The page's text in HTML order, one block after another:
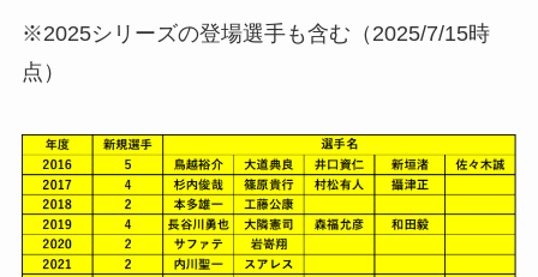
※2025シリーズの登場選手も含む（2025/7/15時
点）